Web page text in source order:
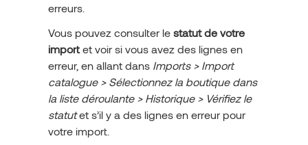
erreurs.
Vous pouvez consulter le statut de votre
importet voir si vous avez des lignes en
erreur, en allant dans Imports > Import
catalogue > Sélectionnez la boutique dans
la liste déroulante > Historique > Vérifiez le
statutet s’il y a des lignes en erreur pour
votre import.